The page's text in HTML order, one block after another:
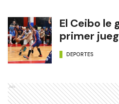
El Ceibo le
primer
DEPORTES
Ads